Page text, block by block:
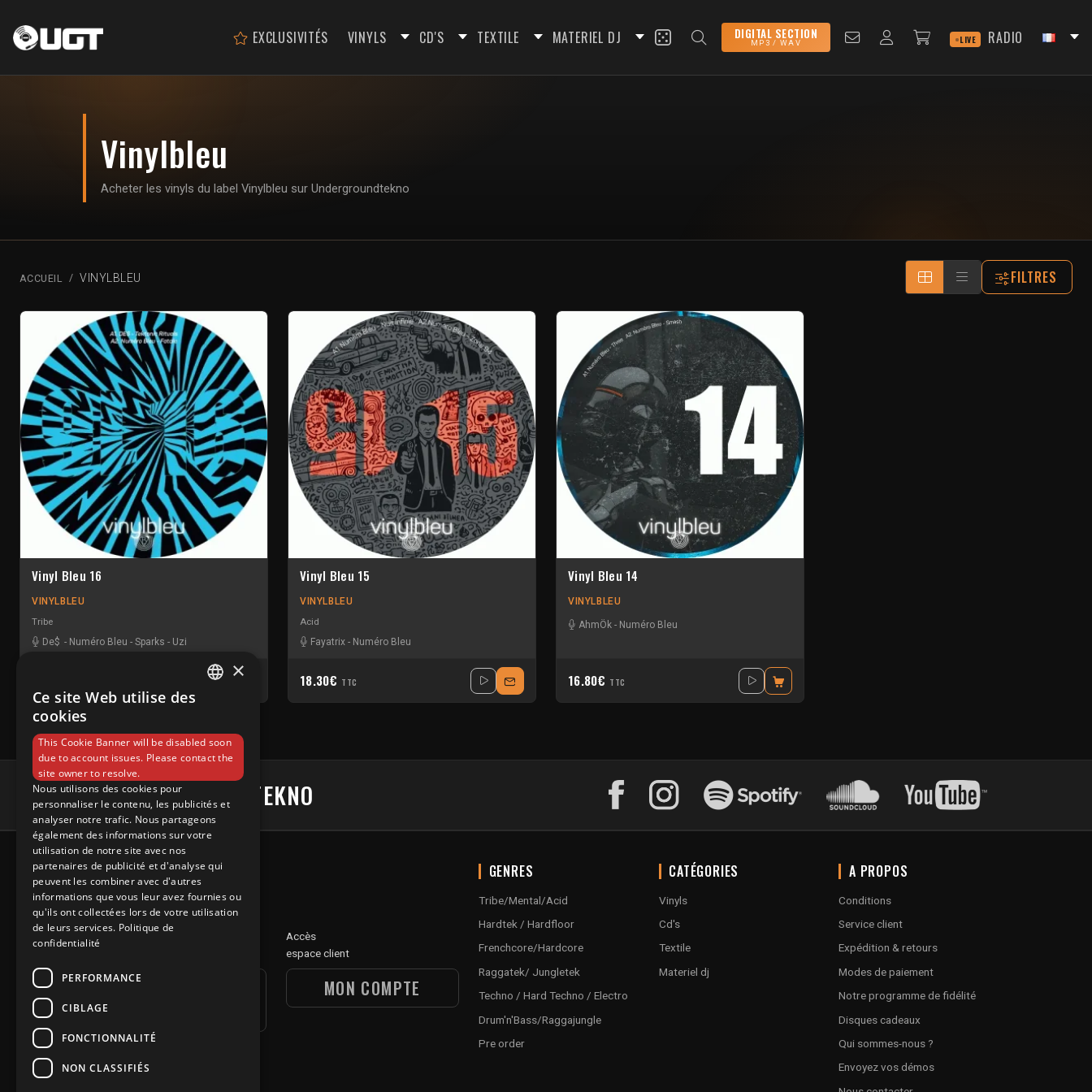
EXCLUSIVITÉS VINYLS CD'S TEXTILE MATERIEL DJ DIGITAL SECTION
MP3 / WAV LIVE RADIO
Vinylbleu
Acheter les vinyls du label Vinylbleu sur Undergroundtekno
ACCUEIL VINYLBLEU FILTRES
Vinyl Bleu 16
VINYLBLEU
Tribe
De$ - Numéro Bleu - Sparks - Uzi
Vinyl Bleu 15
VINYLBLEU
Acid
Fayatrix - Numéro Bleu
18.30€ TTC
Vinyl Bleu 14
VINYLBLEU
AhmÖk - Numéro Bleu
16.80€ TTC
#UNDERGROUNDTEKNO
Découvre
UGT DIGITAL
Accès
espace client
MON COMPTE
GENRES
Tribe/Mental/Acid
Hardtek / Hardfloor
Frenchcore/Hardcore
Raggatek/ Jungletek
Techno / Hard Techno / Electro
Drum'n'Bass/Raggajungle
Pre order
CATÉGORIES
Vinyls
Cd's
Textile
Materiel dj
A PROPOS
Conditions
Service client
Expédition & retours
Modes de paiement
Notre programme de fidélité
Disques cadeaux
Qui sommes-nous ?
Envoyez vos démos
×
Ce site Web utilise des
cookies
This Cookie Banner will be disabled soon
due to account issues. Please contact the
site owner to resolve.
Nous utilisons des cookies pour
personnaliser le contenu, les publicités et
analyser notre trafic. Nous partageons
également des informations sur votre
utilisation de notre site avec nos
partenaires de publicité et d'analyse qui
peuvent les combiner avec d'autres
informations que vous leur avez fournies ou
qu'ils ont collectées lors de votre utilisation
de leurs services. Politique de
confidentialité
PERFORMANCE
CIBLAGE
FONCTIONNALITÉ
NON CLASSIFIÉS